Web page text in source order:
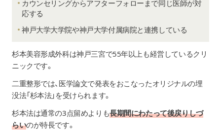
カウンセリングからアフターフォローまで同じ医師が対
応する
神戸大学大学院や神戸大学付属病院と連携している
杉本美容形成外科は神戸三宮で55年以上も経営しているクリ
ニックです。
二重整形では、医学論文で発表をおこなったオリジナルの埋
没法「杉本法」を受けられます。
杉本法は通常の3点留めよりも長期間にわたって後戻りしづ
らいのが特長です。